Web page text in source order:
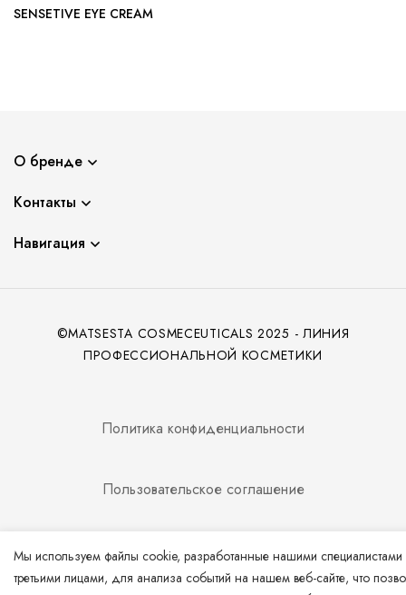
SENSETIVE EYE CREAM
О бренде
Контакты
Навигация
©MATSESTA COSMECEUTICALS 2025 - ЛИНИЯ
ПРОФЕССИОНАЛЬНОЙ КОСМЕТИКИ
Политика конфиденциальности
Пользовательское соглашение
Мы используем файлы cookie, разработанные нашими специалистами
третьими лицами, для анализа событий на нашем веб-сайте, что